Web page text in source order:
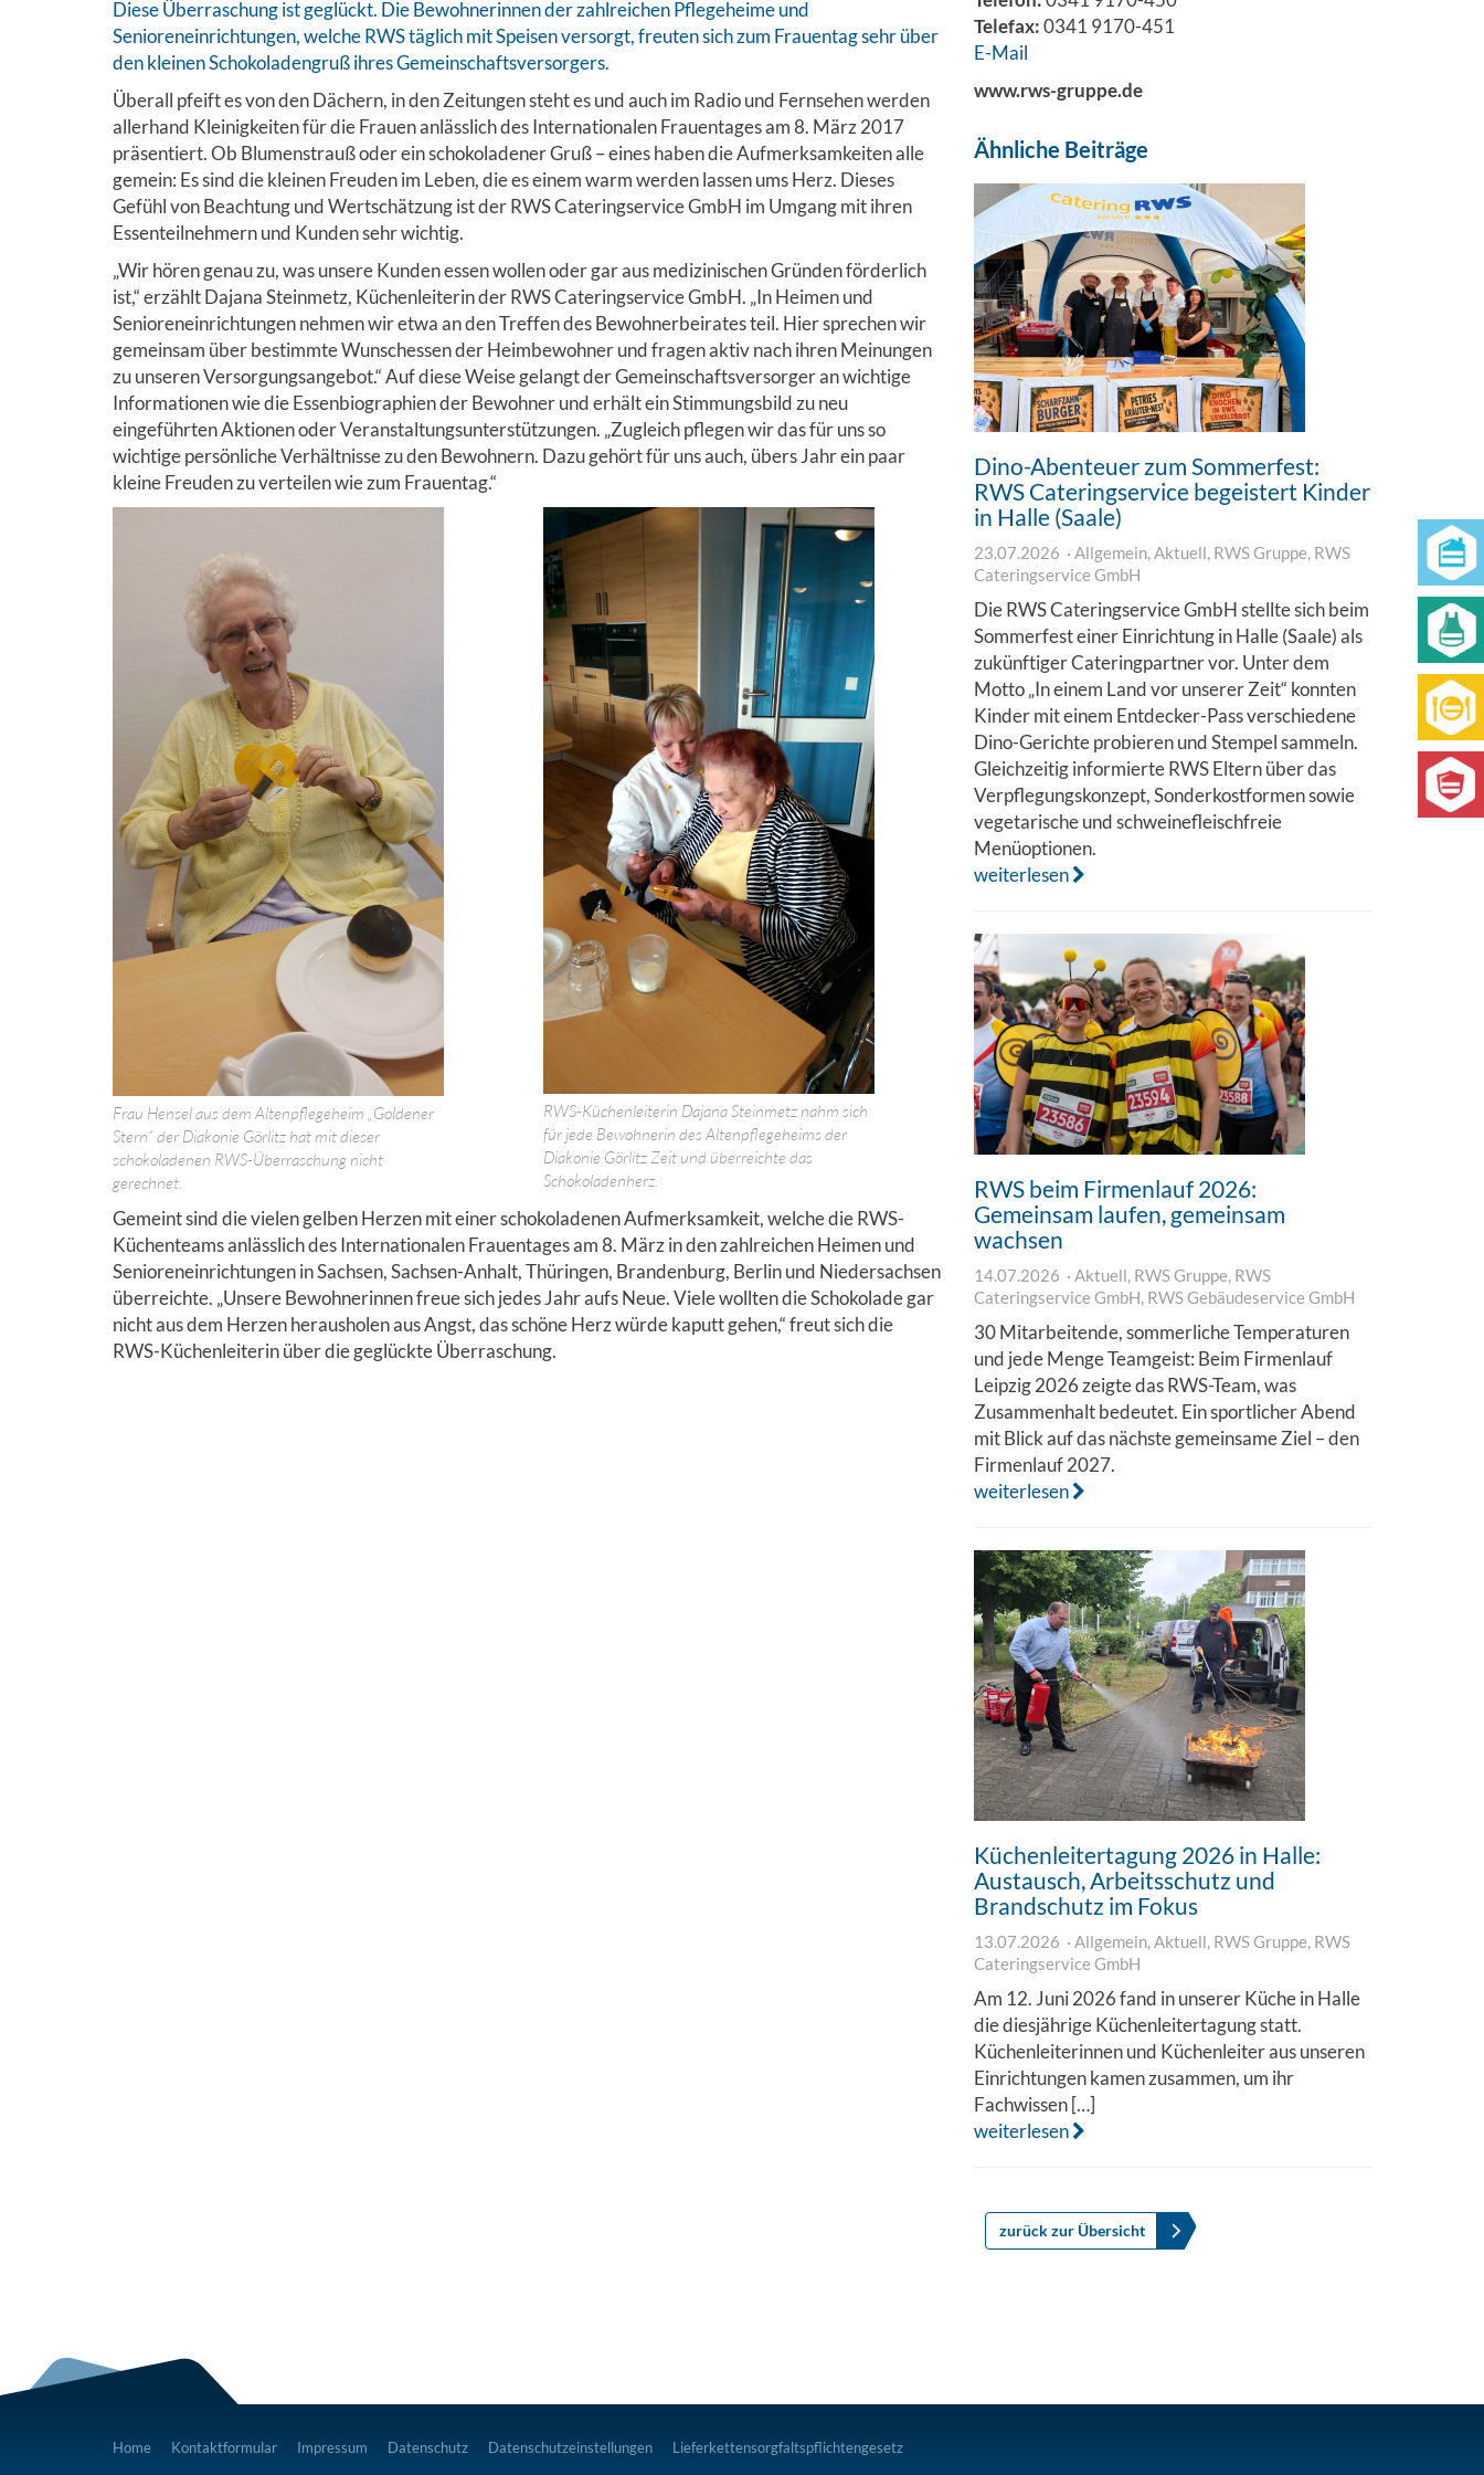
Diese Überraschung ist geglückt. Die Bewohnerinnen der zahlreichen Pflegeheime und
Senioreneinrichtungen, welche RWS täglich mit Speisen versorgt, freuten sich zum Frauentag sehr über
den kleinen Schokoladengruß ihres Gemeinschaftsversorgers.
Überall pfeift es von den Dächern, in den Zeitungen steht es und auch im Radio und Fernsehen werden
allerhand Kleinigkeiten für die Frauen anlässlich des Internationalen Frauentages am 8. März 2017
präsentiert. Ob Blumenstrauß oder ein schokoladener Gruß – eines haben die Aufmerksamkeiten alle
gemein: Es sind die kleinen Freuden im Leben, die es einem warm werden lassen ums Herz. Dieses
Gefühl von Beachtung und Wertschätzung ist der RWS Cateringservice GmbH im Umgang mit ihren
Essenteilnehmern und Kunden sehr wichtig.
„Wir hören genau zu, was unsere Kunden essen wollen oder gar aus medizinischen Gründen förderlich
ist,“ erzählt Dajana Steinmetz, Küchenleiterin der RWS Cateringservice GmbH. „In Heimen und
Senioreneinrichtungen nehmen wir etwa an den Treffen des Bewohnerbeirates teil. Hier sprechen wir
gemeinsam über bestimmte Wunschessen der Heimbewohner und fragen aktiv nach ihren Meinungen
zu unseren Versorgungsangebot.“ Auf diese Weise gelangt der Gemeinschaftsversorger an wichtige
Informationen wie die Essenbiographien der Bewohner und erhält ein Stimmungsbild zu neu
eingeführten Aktionen oder Veranstaltungsunterstützungen. „Zugleich pflegen wir das für uns so
wichtige persönliche Verhältnisse zu den Bewohnern. Dazu gehört für uns auch, übers Jahr ein paar
kleine Freuden zu verteilen wie zum Frauentag.“
Frau Hensel aus dem Altenpflegeheim „Goldener
Stern“ der Diakonie Görlitz hat mit dieser
schokoladenen RWS-Überraschung nicht
gerechnet.
RWS-Küchenleiterin Dajana Steinmetz nahm sich
für jede Bewohnerin des Altenpflegeheims der
Diakonie Görlitz Zeit und überreichte das
Schokoladenherz.
Gemeint sind die vielen gelben Herzen mit einer schokoladenen Aufmerksamkeit, welche die RWS-
Küchenteams anlässlich des Internationalen Frauentages am 8. März in den zahlreichen Heimen und
Senioreneinrichtungen in Sachsen, Sachsen-Anhalt, Thüringen, Brandenburg, Berlin und Niedersachsen
überreichte. „Unsere Bewohnerinnen freue sich jedes Jahr aufs Neue. Viele wollten die Schokolade gar
nicht aus dem Herzen herausholen aus Angst, das schöne Herz würde kaputt gehen,“ freut sich die
RWS-Küchenleiterin über die geglückte Überraschung.
Telefax:0341 9170-451
E-Mail
www.rws-gruppe.de
Ähnliche Beiträge
Dino-Abenteuer zum Sommerfest:
RWS Cateringservice begeistert Kinder
in Halle (Saale)
23.07.2026 Allgemein, Aktuell, RWS Gruppe, RWS
Cateringservice GmbH
Die RWS Cateringservice GmbH stellte sich beim
Sommerfest einer Einrichtung in Halle (Saale) als
zukünftiger Cateringpartner vor. Unter dem
Motto „In einem Land vor unserer Zeit“ konnten
Kinder mit einem Entdecker-Pass verschiedene
Dino-Gerichte probieren und Stempel sammeln.
Gleichzeitig informierte RWS Eltern über das
Verpflegungskonzept, Sonderkostformen sowie
vegetarische und schweinefleischfreie
Menüoptionen.
weiterlesen
RWS beim Firmenlauf 2026:
Gemeinsam laufen, gemeinsam
wachsen
14.07.2026 Aktuell, RWS Gruppe, RWS
Cateringservice GmbH, RWS Gebäudeservice GmbH
30 Mitarbeitende, sommerliche Temperaturen
und jede Menge Teamgeist: Beim Firmenlauf
Leipzig 2026 zeigte das RWS-Team, was
Zusammenhalt bedeutet. Ein sportlicher Abend
mit Blick auf das nächste gemeinsame Ziel – den
Firmenlauf 2027.
weiterlesen
Küchenleitertagung 2026 in Halle:
Austausch, Arbeitsschutz und
Brandschutz im Fokus
13.07.2026 Allgemein, Aktuell, RWS Gruppe, RWS
Cateringservice GmbH
Am 12. Juni 2026 fand in unserer Küche in Halle
die diesjährige Küchenleitertagung statt.
Küchenleiterinnen und Küchenleiter aus unseren
Einrichtungen kamen zusammen, um ihr
Fachwissen […]
weiterlesen
zurück zur Übersicht
Home Kontaktformular Impressum Datenschutz Datenschutzeinstellungen Lieferkettensorgfaltspflichtengesetz